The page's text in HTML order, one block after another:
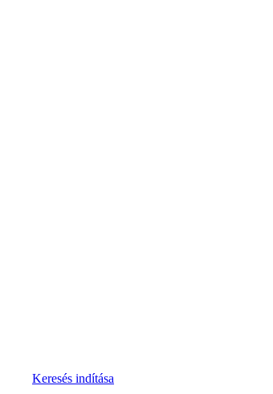
Keresés indítása